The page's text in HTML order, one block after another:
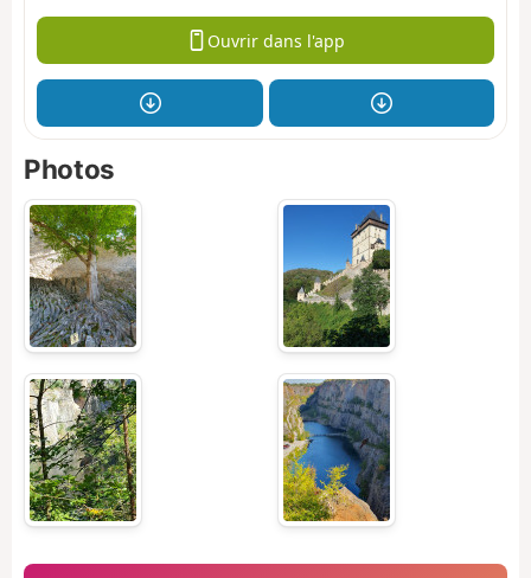
Ouvrir dans l'app
Photos